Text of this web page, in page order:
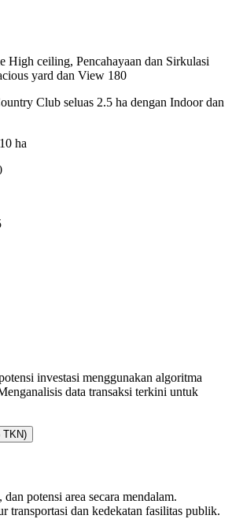
High ceiling, Pencahayaan dan Sirkulasi
yard dan View 180
Club seluas 2.5 ha dengan Indoor dan
ha
investasi menggunakan algoritma
data transaksi terkini untuk
TKN)
potensi area secara mendalam.
transportasi dan kedekatan fasilitas publik.